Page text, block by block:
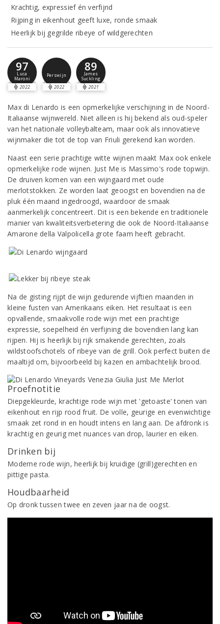
Krachtig, expressief én verfijnd
Rijping in eikenhout geeft luxe, ronde smaak
Heerlijk bij gegrilde ribeye of wildgerechten
97
Luca
Maroni
2022
Perswijn
2022
89
James
Suckling
2021
Max di Lenardo is een opmerkelijke verschijning in de Noord-
Italiaanse wijnwereld. Niet alleen is hij bekend als oud-speler
van het nationale volleybalteam, maar ook als innovatieve
wijnmaker die tot de top van Friuli gerekend kan worden.
Naast een serie prachtige witte wijnen maakt Max ook enkele
opmerkelijke rode wijnen. Just Me is Massimo's rode topwijn.
De druiven komen van een wijngaard met oude
merlotstokken. Ze worden laat geoogst en bovendien na de
pluk één maand ingedroogd, waardoor de smaak
aanmerkelijk concentreert. Dit is een bekende en traditionele
manier van kwaliteitsverbetering die ook de Noord-Italiaanse
Amarone della Valpolicella grote faam heeft gebracht.
Na de gisting rijpt de wijn gedurende vijftien maanden in
kleine fusten van Amerikaans eiken. Het resultaat is een
opvallende, smaakvolle rode wijn met een prachtige
expressie, soepelheid én verfijning die bovendien lang kan
rijpen. Hij is heerlijk bij rijk smakende gerechten, zoals
wildstoofschotels of ribeye van de grill. Ook perfect buiten de
maaltijd om, bijvoorbeeld bij kazen en ambachtelijk brood.
Proefnotitie
Diepgekleurde, krachtige rode wijn met 'getoaste' tonen van
eikenhout en rijp rood fruit. De volle, geurige en evenwichtige
smaak zet rond in en houdt intens en lang aan. De afdronk is
krachtig en geurig met nuances van drop, laurier en eiken.
Drinken bij
Moderne rode wijn, heerlijk bij kruidige (grill)gerechten en
pittige pasta.
Houdbaarheid
Op dronk tussen twee en zeven jaar na de oogst.